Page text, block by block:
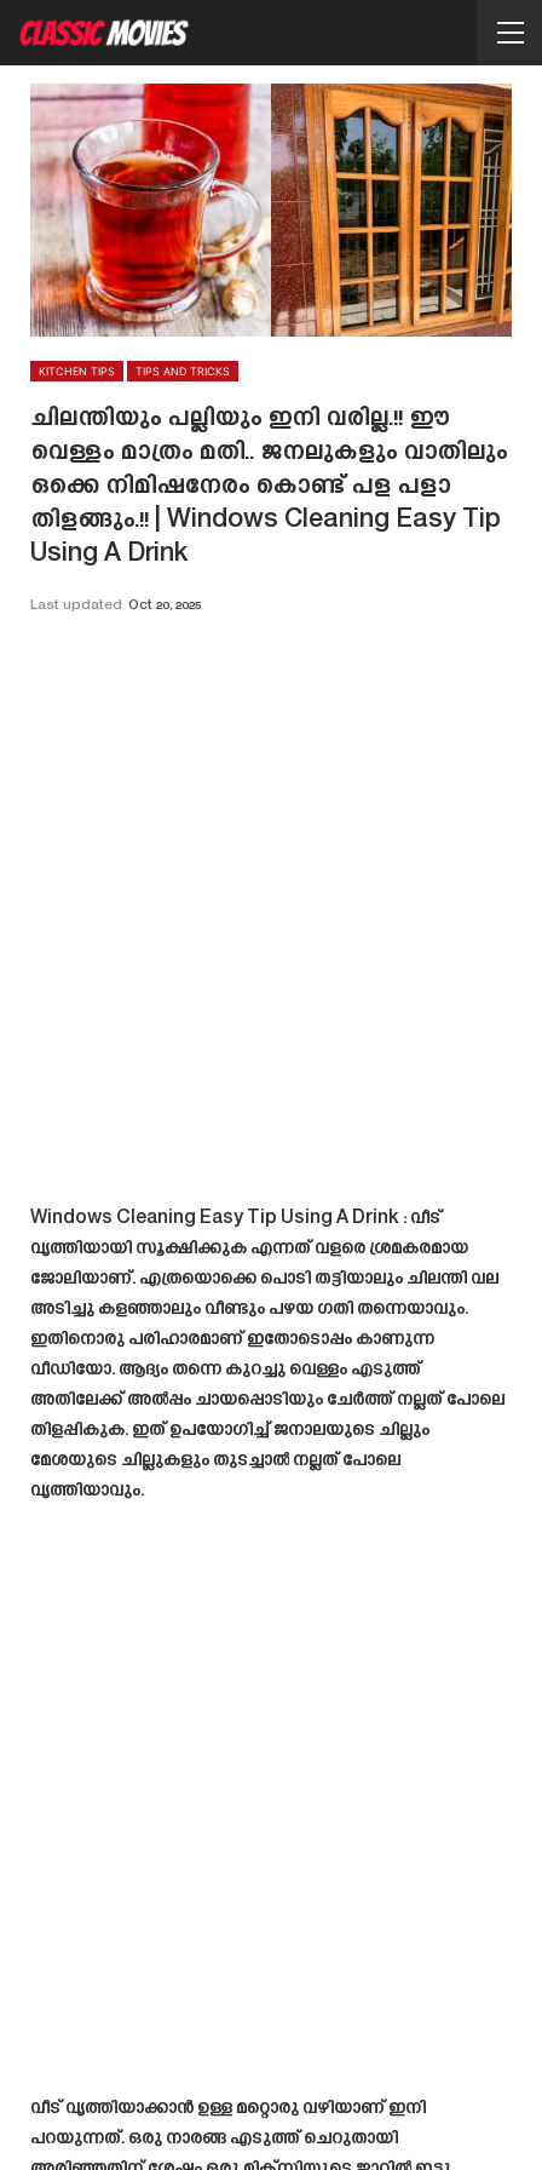
KITCHEN TIPS TIPS AND TRICKS
ചിലന്തിയും പല്ലിയും ഇനി വരില്ല.!! ഈ
വെള്ളം മാത്രം മതി.. ജനലുകളും വാതിലും
ഒക്കെ നിമിഷനേരം കൊണ്ട് പള പളാ
തിളങ്ങും.!! | Windows Cleaning Easy Tip
Using A Drink
Last updated Oct 20, 2025
Windows Cleaning Easy Tip Using A Drink : വീട്
വൃത്തിയായി സൂക്ഷിക്കുക എന്നത് വളരെ ശ്രമകരമായ
ജോലിയാണ്. എത്രയൊക്കെ പൊടി തട്ടിയാലും ചിലന്തി വല
അടിച്ചു കളഞ്ഞാലും വീണ്ടും പഴയ ഗതി തന്നെയാവും.
ഇതിനൊരു പരിഹാരമാണ് ഇതോടൊപ്പം കാണുന്ന
വീഡിയോ. ആദ്യം തന്നെ കുറച്ചു വെള്ളം എടുത്ത്
അതിലേക്ക് അൽപ്പം ചായപ്പൊടിയും ചേർത്ത് നല്ലത് പോലെ
തിളപ്പികുക. ഇത് ഉപയോഗിച്ച് ജനാലയുടെ ചില്ലും
മേശയുടെ ചില്ലുകളും തുടച്ചാൽ നല്ലത് പോലെ
വൃത്തിയാവും.
വീട് വൃത്തിയാക്കാൻ ഉള്ള മറ്റൊരു വഴിയാണ് ഇനി
പറയുന്നത്. ഒരു നാരങ്ങ എടുത്ത് ചെറുതായി